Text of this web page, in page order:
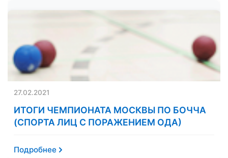
27.02.2021
ИТОГИ ЧЕМПИОНАТА МОСКВЫ ПО БОЧЧА
(СПОРТА ЛИЦ С ПОРАЖЕНИЕМ ОДА)
Подробнее